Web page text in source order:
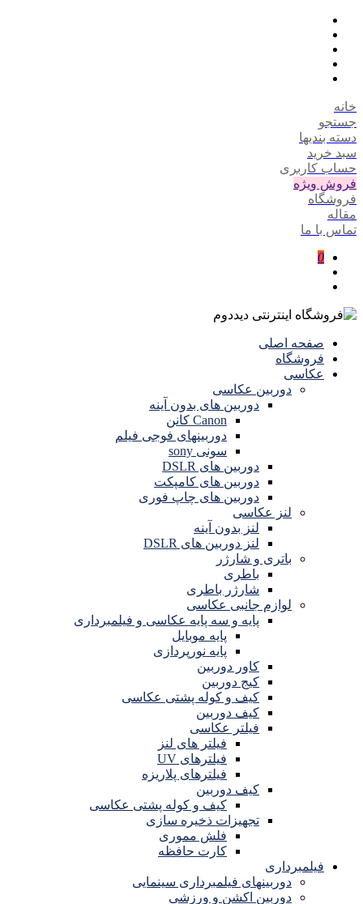
خانه
جستجو
دسته بندیها
سبد خرید
حساب کاربری
فروش ویژه
فروشگاه
مقاله
تماس با ما
0
صفحه اصلی
فروشگاه
عکاسی
دوربین عکاسی
دوربین های بدون آینه
Canon کانن
دوربینهای فوجی فیلم
سونی sony
دوربین های DSLR
دوربین های کامپکت
دوربین های چاپ فوری
لنز عکاسی
لنز بدون آینه
لنز دوربین های DSLR
باتری و شارژر
باطری
شارژر باطری
لوازم جانبی عکاسی
پایه و سه پایه عکاسی و فیلمبرداری
پایه موبایل
پایه نورپردازی
کاور دوربین
کیج دوربین
کیف و کوله پشتی عکاسی
کیف دوربین
فیلتر عکاسی
فیلتر های لنز
فیلترهای UV
فیلترهای پلاریزه
کیف دوربین
کیف و کوله پشتی عکاسی
تجهیزات ذخیره سازی
فلش مموری
کارت حافظه
فیلمبرداری
دوربینهای فیلمبرداری سینمایی
دوربین اکشن و ورزشی